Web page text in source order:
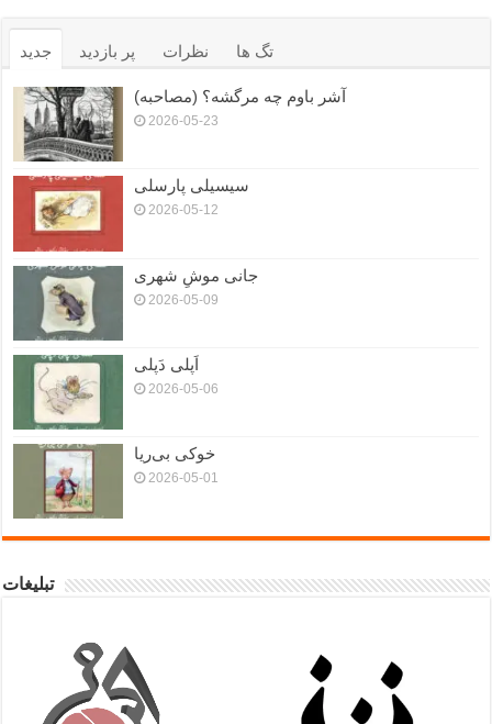
جدید پر بازدید نظرات تگ ها
آشر باوم چه مرگشه؟ (مصاحبه)
2026-05-23
سیسیلی پارسلی
2026-05-12
جانی موشِ شهری
2026-05-09
اَپلی دَپلی
2026-05-06
خوکی بی‌ریا
2026-05-01
تبلیغات